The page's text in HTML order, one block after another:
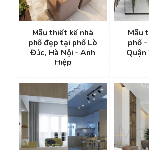
Mẫu thiết kế nhà
phố đẹp tại phố Lò
Đúc, Hà Nội - Anh
Hiệp
Mẫu
phố
Quận